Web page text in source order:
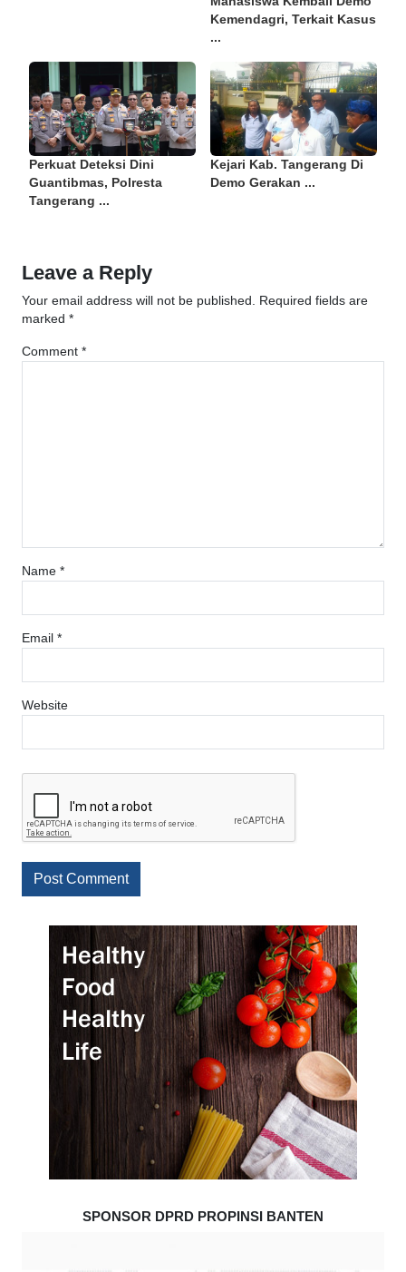
Kemendagri, Terkait Kasus
...
Perkuat Deteksi Dini
Guantibmas, Polresta
Tangerang ...
Kejari Kab. Tangerang Di
Demo Gerakan ...
Leave a Reply
Your email address will not be published.
Required fields are
marked *
Comment *
Name *
Email *
Website
SPONSOR DPRD PROPINSI BANTEN